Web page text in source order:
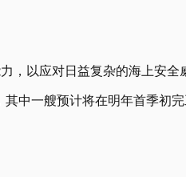
，以应对日益复杂的海上安全
中一艘预计将在明年首季初